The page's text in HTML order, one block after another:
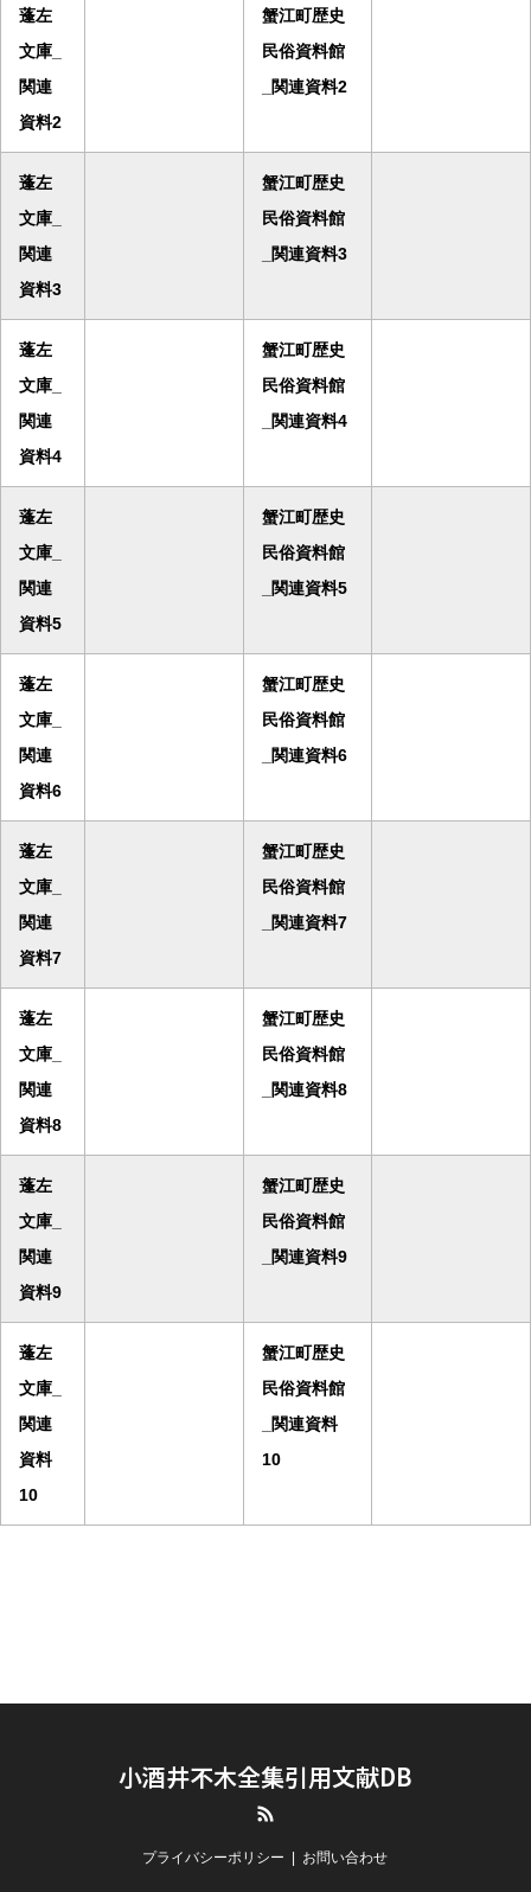
蓬左
文庫_
関連
資料2
蟹江町歴史
民俗資料館
_関連資料2
蓬左
文庫_
関連
資料3
蟹江町歴史
民俗資料館
_関連資料3
蓬左
文庫_
関連
資料4
蟹江町歴史
民俗資料館
_関連資料4
蓬左
文庫_
関連
資料5
蟹江町歴史
民俗資料館
_関連資料5
蓬左
文庫_
関連
資料6
蟹江町歴史
民俗資料館
_関連資料6
蓬左
文庫_
関連
資料7
蟹江町歴史
民俗資料館
_関連資料7
蓬左
文庫_
関連
資料8
蟹江町歴史
民俗資料館
_関連資料8
蓬左
文庫_
関連
資料9
蟹江町歴史
民俗資料館
_関連資料9
蓬左
文庫_
関連
資料
10
蟹江町歴史
民俗資料館
_関連資料
10
小酒井不木全集引用文献DB
プライバシーポリシー お問い合わせ